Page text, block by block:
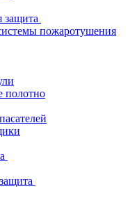
защита
пожаротушения
полотно